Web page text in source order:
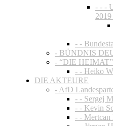
- - -
- -
- BÜNDNIS
- “DIE
- - Heiko
DIE AKTEURE
- AfD
- - Sergej
- - Kevin
- - Mertcan